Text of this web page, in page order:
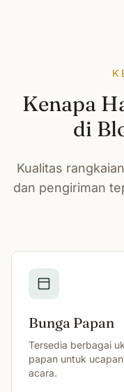
Kenapa
di
Kualitas
dan pengiriman
Bunga Papan
Tersedia berbagai
papan untuk
acara.